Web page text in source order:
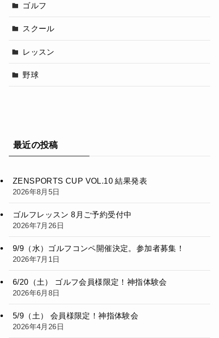
ゴルフ
スクール
レッスン
野球
最近の投稿
ZENSPORTS CUP VOL.10 結果発表
2026年8月5日
ゴルフレッスン 8月ご予約受付中
2026年7月26日
9/9（水）ゴルフコンペ開催決定。参加者募集！
2026年7月1日
6/20（土） ゴルフ会員様限定！神指体験会
2026年6月8日
5/9（土） 会員様限定！神指体験会
2026年4月26日